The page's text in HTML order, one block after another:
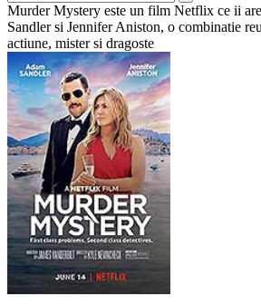
Murder Mystery este un film Netflix ce ii
Sandler si Jennifer Aniston, o combinatie
actiune, mister si dragoste